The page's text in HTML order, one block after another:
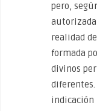
pero,
realidad
formada
divinos
indicación